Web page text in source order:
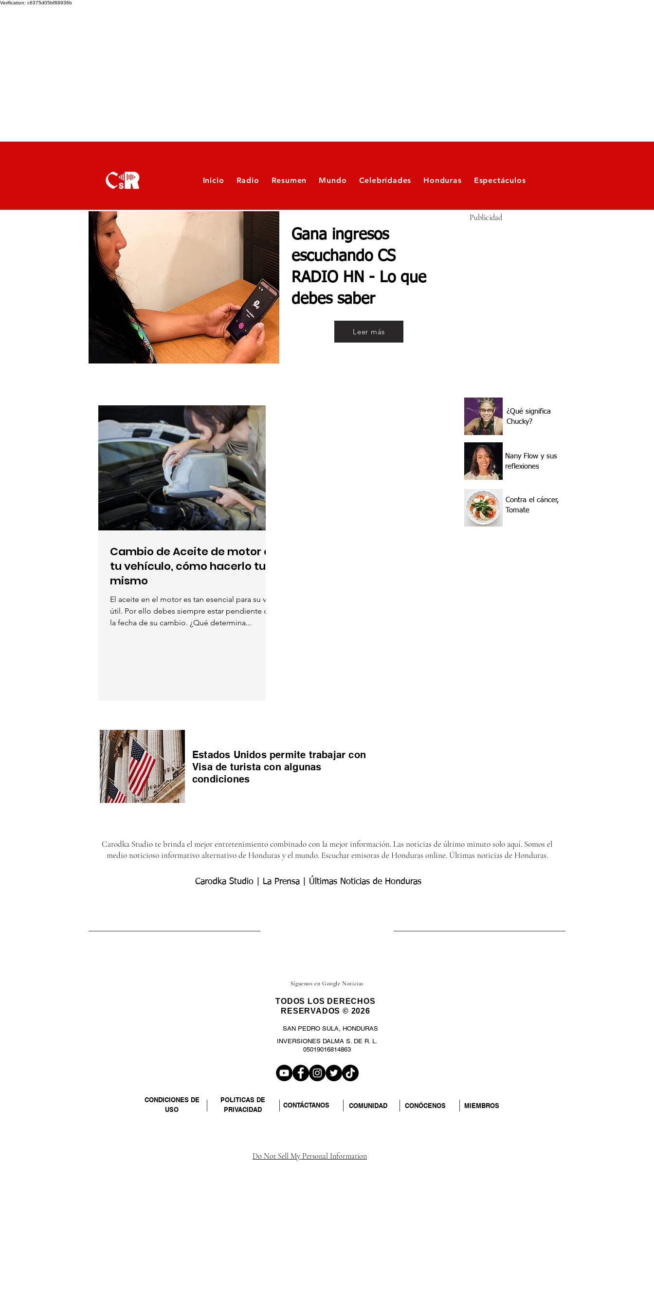
Verification: c6375d05bf88936b
Inicio Radio Resumen Mundo Celebridades Honduras Espectáculos
Gana ingresos
escuchando CS
RADIO HN - Lo que
debes saber
Leer más
Publicidad
Cambio de Aceite de motor a
tu vehículo, cómo hacerlo tu
mismo
El aceite en el motor es tan esencial para su vida
útil. Por ello debes siempre estar pendiente de
la fecha de su cambio. ¿Qué determina...
¿Qué significa
Chucky?
Nany Flow y sus
reflexiones
Contra el cáncer,
Tomate
Estados Unidos permite trabajar con
Visa de turista con algunas
condiciones
Carodka Studio te brinda el mejor entretenimiento combinado con la mejor información. Las noticias de último minuto solo aquí. Somos el
medio noticioso informativo alternativo de Honduras y el mundo. Escuchar emisoras de Honduras online. Últimas noticias de Honduras.
Carodka Studio | La Prensa | Últimas Noticias de Honduras
Síguenos en Google Noticias
TODOS LOS DERECHOS
RESERVADOS © 2026
SAN PEDRO SULA, HONDURAS
INVERSIONES DALMA S. DE R. L.
05019016814863
CONDICIONES DE
USO
POLITICAS DE
PRIVACIDAD
CONTÁCTANOS COMUNIDAD CONÓCENOS MIEMBROS
Do Not Sell My Personal Information